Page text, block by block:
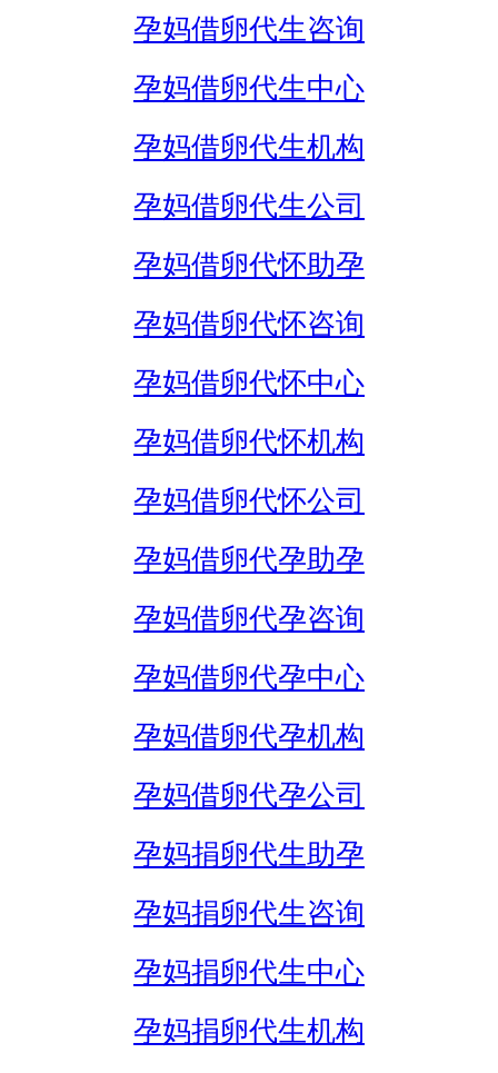
孕妈借卵代生咨询
孕妈借卵代生中心
孕妈借卵代生机构
孕妈借卵代生公司
孕妈借卵代怀助孕
孕妈借卵代怀咨询
孕妈借卵代怀中心
孕妈借卵代怀机构
孕妈借卵代怀公司
孕妈借卵代孕助孕
孕妈借卵代孕咨询
孕妈借卵代孕中心
孕妈借卵代孕机构
孕妈借卵代孕公司
孕妈捐卵代生助孕
孕妈捐卵代生咨询
孕妈捐卵代生中心
孕妈捐卵代生机构